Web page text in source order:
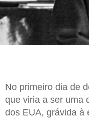
No primeiro dia de
que viria a ser uma
dos EUA, grávida à